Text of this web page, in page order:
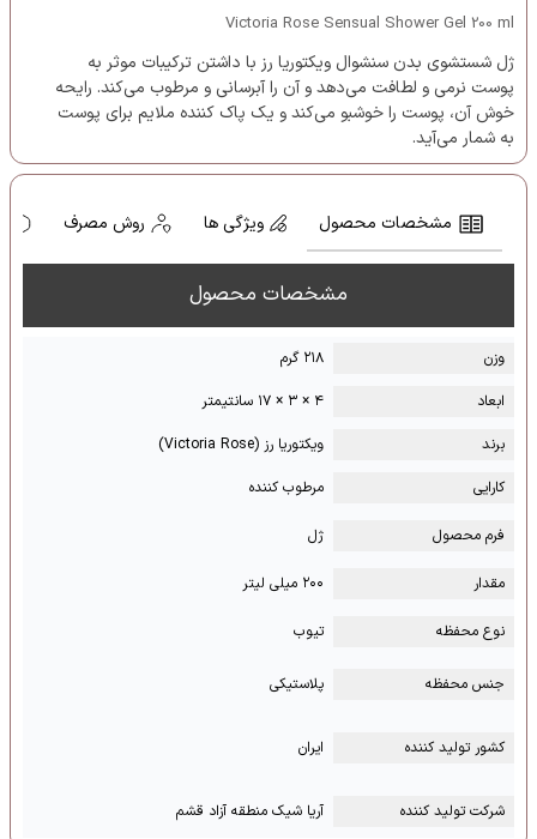
Victoria Rose Sensual Shower Gel 200 ml
ژل شستشوی بدن سنشوال ویکتوریا رز با داشتن ترکیبات موثر به
پوست نرمی و لطافت می‌دهد و آن را آبرسانی و مرطوب می‌کند. رایحه
خوش آن، پوست را خوشبو می‌کند و یک پاک کننده ملایم برای پوست
به شمار می‌آید.
مشخصات محصول ویژگی ها روش مصرف
مشخصات محصول
وزن
۲۱۸ گرم
ابعاد
۴ × ۳ × ۱۷ سانتیمتر
برند
ویکتوریا رز (Victoria Rose)
کارایی
مرطوب کننده
فرم محصول ژل
مقدار ۲۰۰ میلی لیتر
نوع محفظه تیوب
جنس محفظه پلاستیکی
کشور تولید کننده ایران
شرکت تولید کننده آریا شیک منطقه آزاد قشم